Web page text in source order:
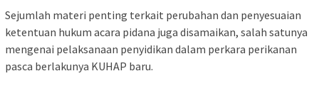
Sejumlah materi penting terkait perubahan dan penyesuaian
ketentuan hukum acara pidana juga disamaikan, salah satunya
mengenai pelaksanaan penyidikan dalam perkara perikanan
pasca berlakunya KUHAP baru.